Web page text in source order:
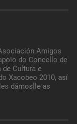
Amigos
do Concello de
de Cultura e
Xacobeo 2010, así
dámoslle as